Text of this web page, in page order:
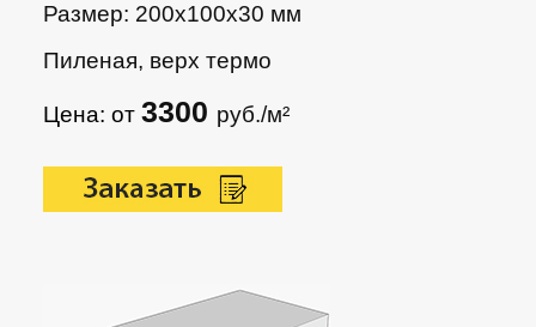
Размер: 200х100х30 мм
Пиленая, верх термо
Цена: от3300 руб./м²